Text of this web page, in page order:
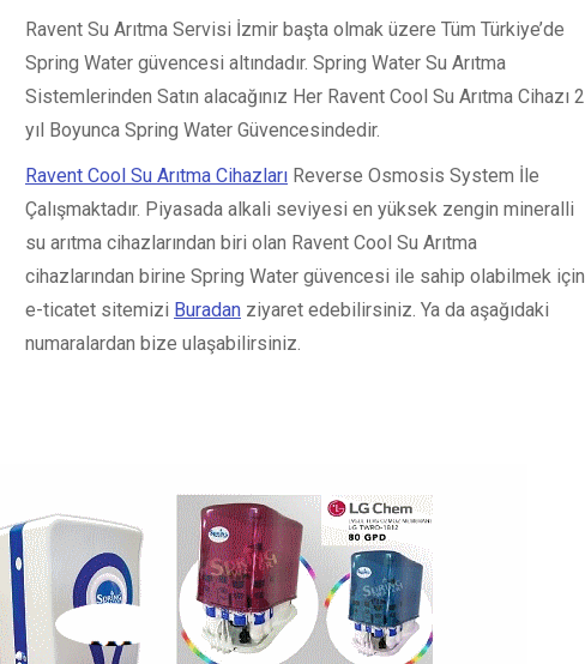
Ravent Su Arıtma Servisi İzmir başta olmak üzere Tüm Türkiye’de
Spring Water güvencesi altındadır. Spring Water Su Arıtma
Sistemlerinden Satın alacağınız Her Ravent Cool Su Arıtma Cihazı 2
yıl Boyunca Spring Water Güvencesindedir.
Ravent Cool Su Arıtma Cihazları Reverse Osmosis System İle
Çalışmaktadır. Piyasada alkali seviyesi en yüksek zengin mineralli
su arıtma cihazlarından biri olan Ravent Cool Su Arıtma
cihazlarından birine Spring Water güvencesi ile sahip olabilmek için
e-ticatet sitemizi Buradan ziyaret edebilirsiniz. Ya da aşağıdaki
numaralardan bize ulaşabilirsiniz.